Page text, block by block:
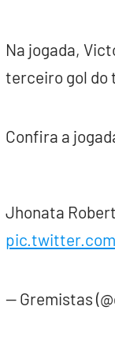
Na jogada,
terceiro gol do
Confira a
Jhonata
— Gremistas